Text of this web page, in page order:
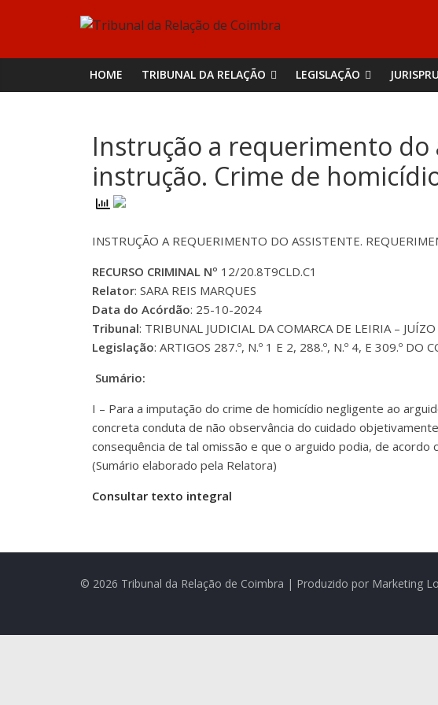
Tribunal
da
de
Coimbra
HOME TRIBUNAL DA RELAÇÃO LEGISLAÇÃO
Instrução a requerimento
instrução. Crime de
INSTRUÇÃO A REQUERIMENTO DO ASSISTENTE.
RECURSO CRIMINAL Nº 12/20.8T9CLD.C1
Relator: SARA REIS MARQUES
Data do Acórdão: 25-10-2024
Tribunal: TRIBUNAL JUDICIAL DA COMARCA DE LEIRIA –
Legislação: ARTIGOS 287.º, N.º 1 E 2, 288.º, N.º 4, E 309.º DO
Sumário:
I – Para a imputação do crime de homicídio negligente ao
concreta conduta de não observância do cuidado
consequência de tal omissão e que o arguido podia, de
(Sumário elaborado pela Relatora)
Consultar texto integral
© 2026 Tribunal da Relação de Coimbra | Produzido por Marketing